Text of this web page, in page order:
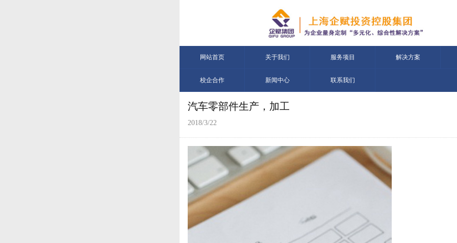
网站首页 关于我们 服务项目 解决方案
校企合作 新闻中心 联系我们
汽车零部件生产，加工
2018/3/22